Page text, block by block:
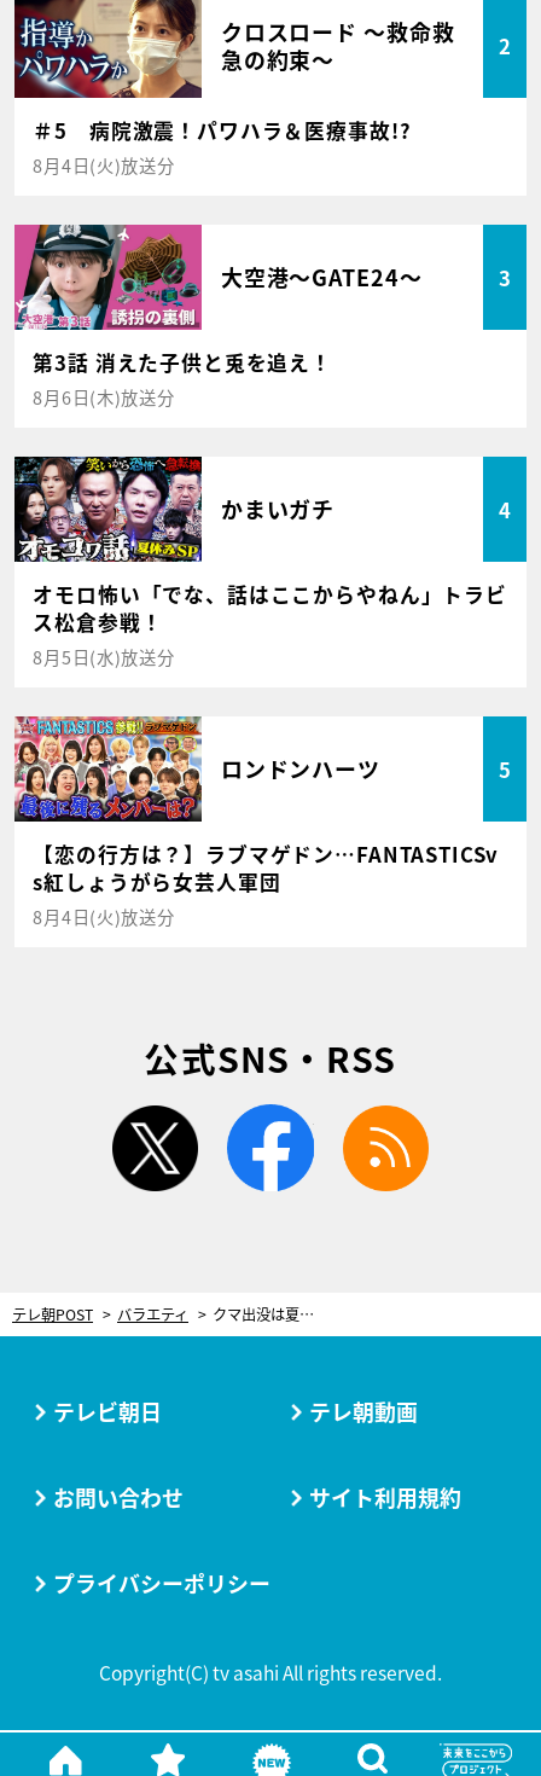
クロスロード ～救命救
急の約束～
2
＃5 病院激震！パワハラ＆医療事故!?
8月4日(火)放送分
大空港～GATE24～ 3
第3話 消えた子供と兎を追え！
8月6日(木)放送分
かまいガチ 4
オモロ怖い「でな、話はここからやねん」トラビ
ス松倉参戦！
8月5日(水)放送分
ロンドンハーツ 5
【恋の行方は？】ラブマゲドン…FANTASTICSv
s紅しょうがら女芸人軍団
8月4日(火)放送分
公式SNS・RSS
twitter facebook
テレ朝POST バラエティ クマ出没は夏以降さらに要注意！街中の“危険スポット”も判明 専門家が詳しく解説
テレビ朝日 テレ朝動画
お問い合わせ サイト利用規約
プライバシーポリシー
Copyright(C) tv asahi All rights reserved.